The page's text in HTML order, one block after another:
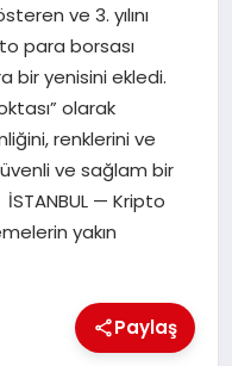
ve 3. yılını
para borsası
bir yenisini ekledi.
olarak
renklerini ve
ve sağlam bir
— Kripto
yakın
Paylaş